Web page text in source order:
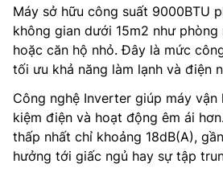
Máy sở hữu công suất 9000BTU
không gian dưới 15m2 như
hoặc căn hộ nhỏ. Đây là mức
tối ưu khả năng làm lạnh và điện
Công nghệ Inverter giúp máy vận
kiệm điện và hoạt động êm ái
thấp nhất chỉ khoảng 18dB(A),
hưởng tới giấc ngủ hay sự tập